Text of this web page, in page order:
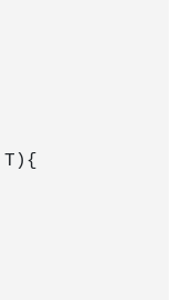
T){